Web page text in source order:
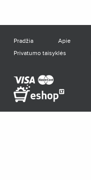
Pradžia Apie
Privatumo taisyklės